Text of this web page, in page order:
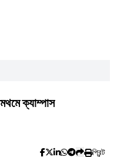
ক্যাম্পাস
প্রিন্ট